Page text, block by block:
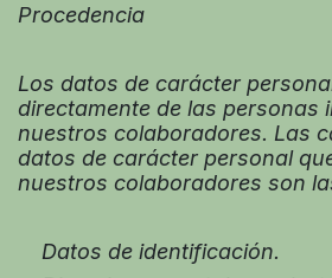
Procedencia
Los datos de carácter
directamente de las personas
nuestros colaboradores. Las
datos de carácter personal
nuestros colaboradores son
Datos de identificación.